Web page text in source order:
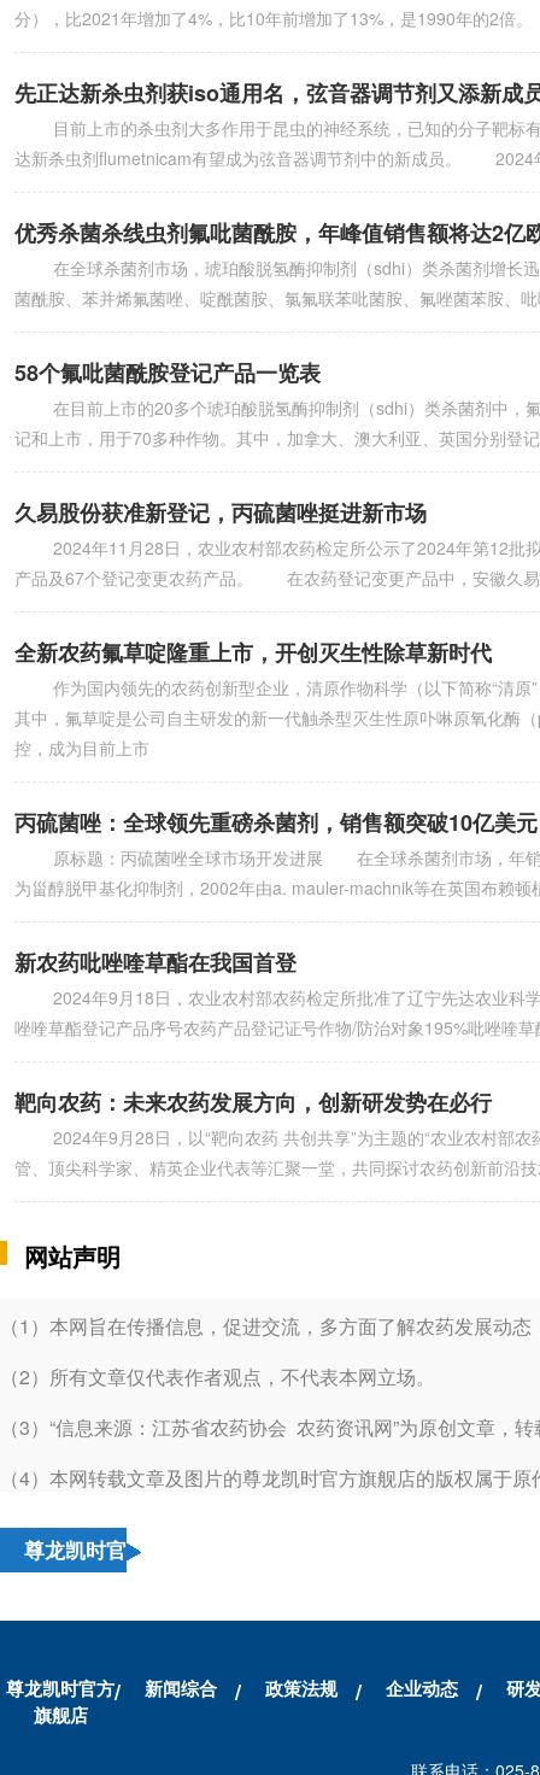
分），比2021年增加了4%，比10年前增加了13%，是1990年的2
先正达新杀虫剂获iso通用名，弦音器调节剂又添新成
目前上市的杀虫剂大多作用于昆虫的神经系统，已知的分子靶标
达新杀虫剂flumetnicam有望成为弦音器调节剂中的新成员。 2024
优秀杀菌杀线虫剂氟吡菌酰胺，年峰值销售额将达2亿
在全球杀菌剂市场，琥珀酸脱氢酶抑制剂（sdhi）类杀菌剂增长
菌酰胺、苯并烯氟菌唑、啶酰菌胺、氯氟联苯吡菌胺、氟唑菌苯胺、
58个氟吡菌酰胺登记产品一览表
在目前上市的20多个琥珀酸脱氢酶抑制剂（sdhi）类杀菌剂中，
记和上市，用于70多种作物。其中，加拿大、澳大利亚、英国分别
久易股份获准新登记，丙硫菌唑挺进新市场
2024年11月28日，农业农村部农药检定所公示了2024年第12批拟
产品及67个登记变更农药产品。 在农药登记变更产品中，安徽久易
全新农药氟草啶隆重上市，开创灭生性除草新时代
作为国内领先的农药创新型企业，清原作物科学（以下简称“清原
其中，氟草啶是公司自主研发的新一代触杀型灭生性原卟啉原氧化酶
控，成为目前上市
丙硫菌唑：全球领先重磅杀菌剂，销售额突破10亿美元
原标题：丙硫菌唑全球市场开发进展 在全球杀菌剂市场，年销
为甾醇脱甲基化抑制剂，2002年由a. mauler-machnik等在英国布赖
新农药吡唑喹草酯在我国首登
2024年9月18日，农业农村部农药检定所批准了辽宁先达农业科
唑喹草酯登记产品序号农药产品登记证号作物/防治对象195%吡唑喹
靶向农药：未来农药发展方向，创新研发势在必行
2024年9月28日，以“靶向农药 共创共享”为主题的“农业农村部农
管、顶尖科学家、精英企业代表等汇聚一堂，共同探讨农药创新前沿
网站声明
（1）本网旨在传播信息，促进交流，多方面了解农药发展动
（2）所有文章仅代表作者观点，不代表本网立场。
（3）“信息来源：江苏省农药协会 农药资讯网”为原创文章，
（4）本网转载文章及图片的尊龙凯时官方旗舰店的版权属于
尊龙凯时官
尊龙凯时官方
旗舰店
新闻综合 政策法规 企业动态 研
联系电话：025-